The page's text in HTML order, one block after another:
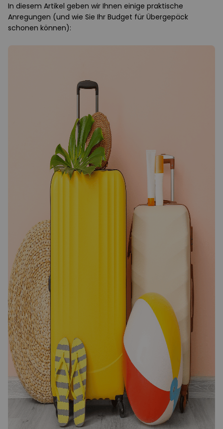
In diesem Artikel geben wir Ihnen einige praktische
Anregungen (und wie Sie Ihr Budget für Übergepäck
schonen können):